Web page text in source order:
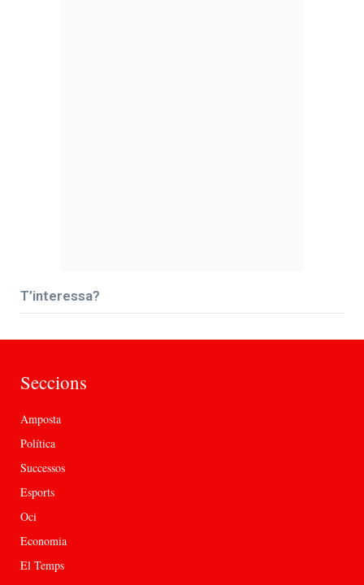
T’interessa?
Seccions
Amposta
Política
Successos
Esports
Oci
Economia
El Temps